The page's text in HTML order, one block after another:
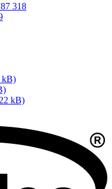
318
kB)
kB)